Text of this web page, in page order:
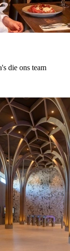
die ons team